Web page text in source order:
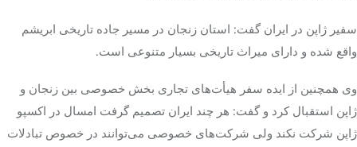
سفیر ژاپن در ایران گفت: استان زنجان در مسیر جاده تاریخی ابریشم
واقع شده و دارای میراث تاریخی بسیار متنوعی است.
وی همچنین از ایده سفر هیأت‌های تجاری بخش خصوصی بین زنجان و
ژاپن استقبال کرد و گفت: هر چند ایران تصمیم گرفت امسال در اکسپو
ژاپن شرکت نکند ولی شرکت‌های خصوصی می‌توانند در خصوص تبادلات